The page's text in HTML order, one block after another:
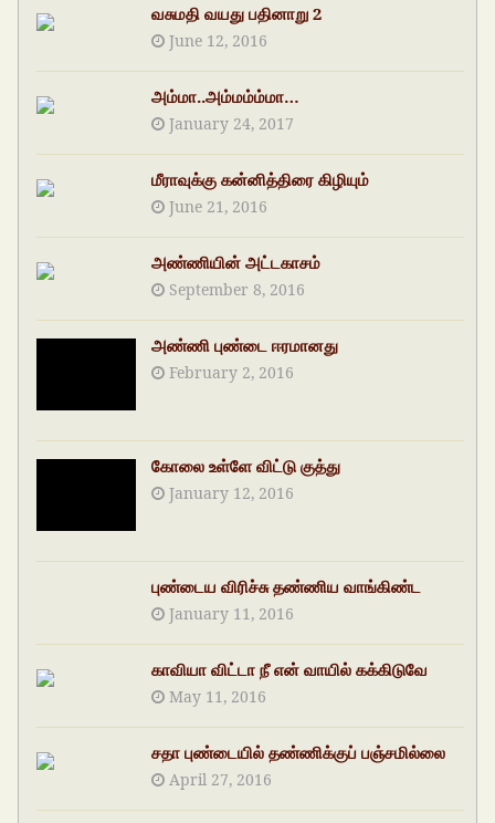
வசுமதி வயது பதினாறு 2
June 12, 2016
அம்மா..அம்மம்ம்மா…
January 24, 2017
மீராவுக்கு கன்னித்திரை கிழியும்
June 21, 2016
அண்ணியின் அட்டகாசம்
September 8, 2016
அண்ணி புண்டை ஈரமானது
February 2, 2016
கோலை உள்ளே விட்டு குத்து
January 12, 2016
புண்டைய விரிச்சு தண்ணிய வாங்கிண்ட
January 11, 2016
காவியா விட்டா நீ என் வாயில் கக்கிடுவே
May 11, 2016
சதா புண்டையில் தண்ணிக்குப் பஞ்சமில்லை
April 27, 2016